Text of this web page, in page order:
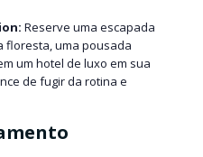
Reserve uma escapada
floresta, uma pousada
um hotel de luxo em sua
de fugir da rotina e